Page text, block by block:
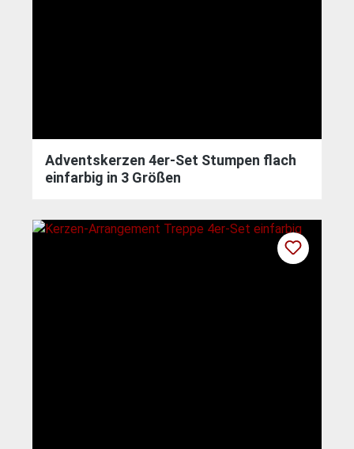
Adventskerzen 4er-Set Stumpen flach
einfarbig in 3 Größen